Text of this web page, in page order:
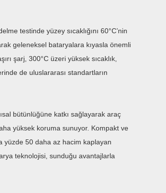
testinde yüzey sıcaklığını 60°C’nin
geleneksel bataryalara kıyasla önemli
şarj, 300°C üzeri yüksek sıcaklık,
de uluslararası standartların
bütünlüğüne katkı sağlayarak araç
yüksek koruma sunuyor. Kompakt ve
yüzde 50 daha az hacim kaplayan
teknolojisi, sunduğu avantajlarla